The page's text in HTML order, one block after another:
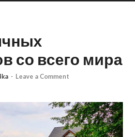
со всего мира
- Leave a Comment